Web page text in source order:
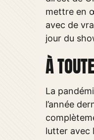
mettre en
avec de
jour du
À
La
l’année
lutter avec